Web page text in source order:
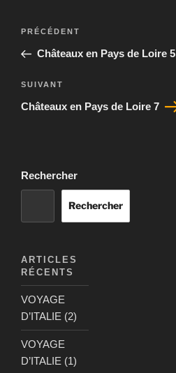
Navigation
l’article
Article
précédent
PRÉCÉDENT
Châteaux en Pays de Loire 5
Article
suivant
SUIVANT
Châteaux en Pays de Loire 7
Rechercher
Rechercher
ARTICLES
RÉCENTS
VOYAGE
D’ITALIE (2)
VOYAGE
D’ITALIE (1)